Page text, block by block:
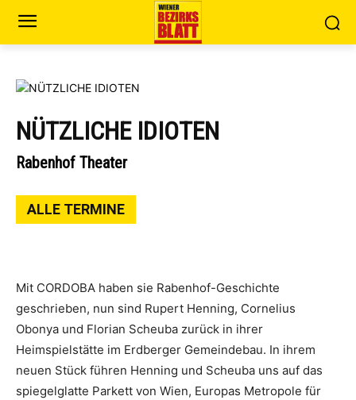
NÜTZLICHE IDIOTEN
Rabenhof Theater
ALLE TERMINE
Mit CORDOBA haben sie Rabenhof-Geschichte
geschrieben, nun sind Rupert Henning, Cornelius
Obonya und Florian Scheuba zurück in ihrer
Heimspielstätte im Erdberger Gemeindebau. In ihrem
neuen Stück führen Henning und Scheuba uns auf das
spiegelglatte Parkett von Wien, Europas Metropole für